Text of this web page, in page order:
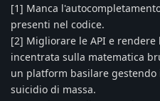
[1] Manca
presenti nel codice.
[2] Migliorare le API e
incentrata sulla matematica
un platform basilare
suicidio di massa.